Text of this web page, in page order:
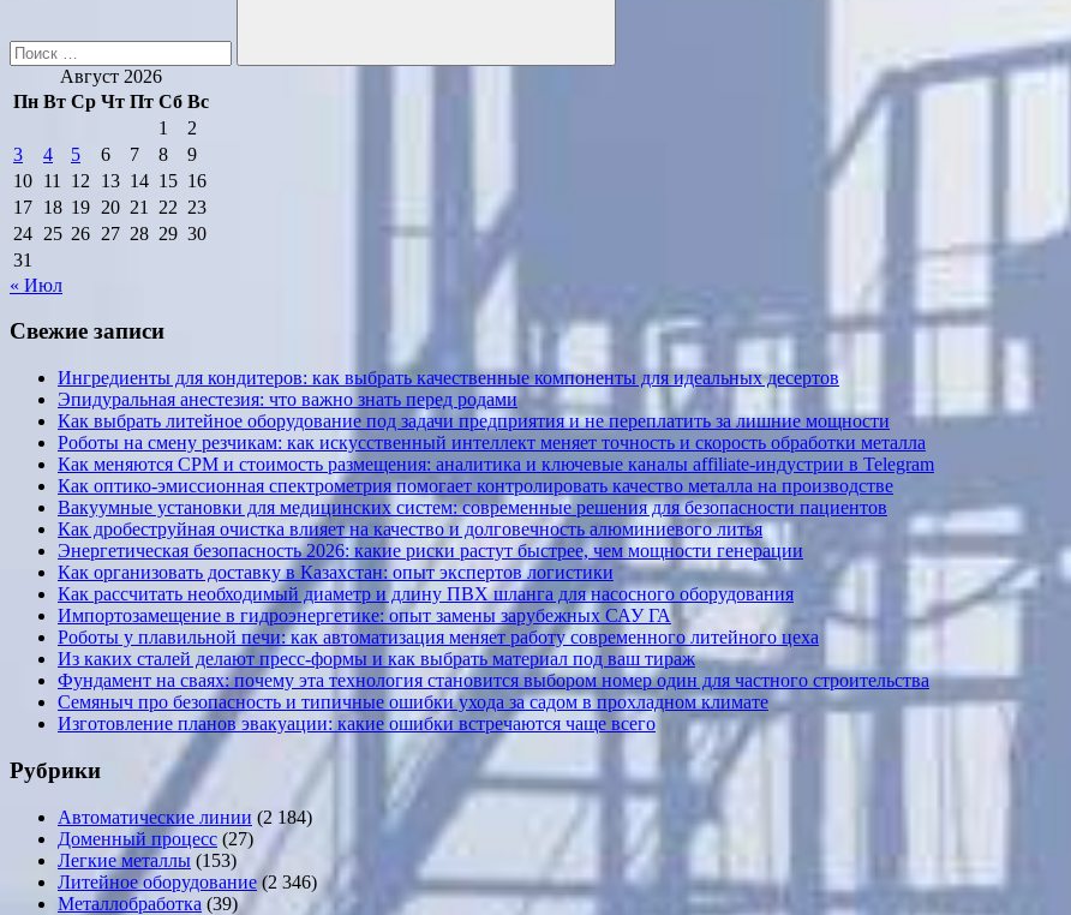
Поиск
Август 2026
Пн Вт Ср Чт Пт Сб Вс
1
2
3
4 5 6 7 8
9
10 11 12 13 14 15 16
17 18 19 20 21 22 23
24 25 26 27 28 29 30
31
« Июл
Свежие записи
Ингредиенты для кондитеров: как выбрать качественные компоненты для идеальных десертов
Эпидуральная анестезия: что важно знать перед родами
Как выбрать литейное оборудование под задачи предприятия и не переплатить за лишние мощности
Роботы на смену резчикам: как искусственный интеллект меняет точность и скорость обработки металла
Как меняются CPM и стоимость размещения: аналитика и ключевые каналы affiliate-индустрии в Telegram
Как оптико-эмиссионная спектрометрия помогает контролировать качество металла на производстве
Вакуумные установки для медицинских систем: современные решения для безопасности пациентов
Как дробеструйная очистка влияет на качество и долговечность алюминиевого литья
Энергетическая безопасность 2026: какие риски растут быстрее, чем мощности генерации
Как организовать доставку в Казахстан: опыт экспертов логистики
Как рассчитать необходимый диаметр и длину ПВХ шланга для насосного оборудования
Импортозамещение в гидроэнергетике: опыт замены зарубежных САУ ГА
Роботы у плавильной печи: как автоматизация меняет работу современного литейного цеха
Из каких сталей делают пресс-формы и как выбрать материал под ваш тираж
Фундамент на сваях: почему эта технология становится выбором номер один для частного строительства
Семяныч про безопасность и типичные ошибки ухода за садом в прохладном климате
Изготовление планов эвакуации: какие ошибки встречаются чаще всего
Рубрики
Автоматические линии (2 184)
Доменный процесс (27)
Легкие металлы (153)
Литейное оборудование (2 346)
Металлобработка (39)